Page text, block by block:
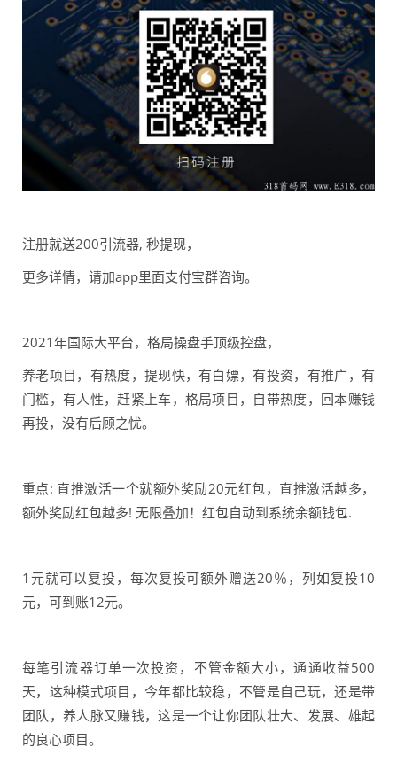
注册就送200引流器, 秒提现，
更多详情，请加app里面支付宝群咨询。
2021年国际大平台，格局操盘手顶级控盘，
养老项目，有热度，提现快，有白嫖，有投资，有推广，有
门槛，有人性，赶紧上车，格局项目，自带热度，回本赚钱
再投，没有后顾之忧。
重点: 直推激活一个就额外奖励20元红包，直推激活越多，
额外奖励红包越多! 无限叠加！红包自动到系统余额钱包.
1元就可以复投，每次复投可额外赠送20％，列如复投10
元，可到账12元。
每笔引流器订单一次投资，不管金额大小，通通收益500
天，这种模式项目，今年都比较稳，不管是自己玩，还是带
团队，养人脉又赚钱，这是一个让你团队壮大、发展、雄起
的良心项目。